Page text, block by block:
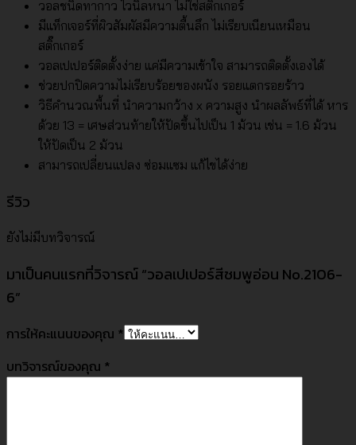
วอลชนิดทากาว ไวนิลหนา ไม่ใช่สติ๊กเกอร์
มีแท็กเจอร์ที่ผิวสัมผัสมีความตื้นลึก ไม่เรียบเนียนเหมือน
สติ๊กเกอร์
วอลเปเปอร์ติดตั้งง่าย แค่มีความเข้าใจ สามารถติดตั้งเองได้
ช่วยปกปิดความไม่เรียบร้อยของผนัง รอยแตกรอยร้าว
วิธีคำนวณพื้นที่ นำความกว้าง x ความสูง นำผลลัพธ์ที่ได้ หาร
ด้วย 13 = เศษส่วนท้ายให้ปัดขึ้นไปเป็น 1 ม้วน เช่น = 1.6 ม้วน
ให้ปัดเป็น 2 ม้วน
สามารถเปลี่ยนแปลง ซ่อมแซม แก้ไขได้ง่าย
รีวิว
ยังไม่มีบทวิจารณ์
มาเป็นคนแรกที่วิจารณ์ “วอลเปเปอร์สีชมพูอ่อน No.2106-
6”
การให้คะแนนของคุณ *
บทวิจารณ์ของคุณ *